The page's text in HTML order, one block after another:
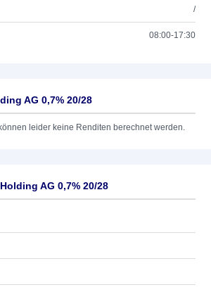
/
08:00-17:30
AG 0,7% 20/28
leider keine Renditen berechnet werden.
AG 0,7% 20/28